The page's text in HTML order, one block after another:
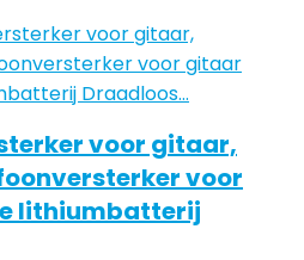
voor gitaar,
voor
lithiumbatterij